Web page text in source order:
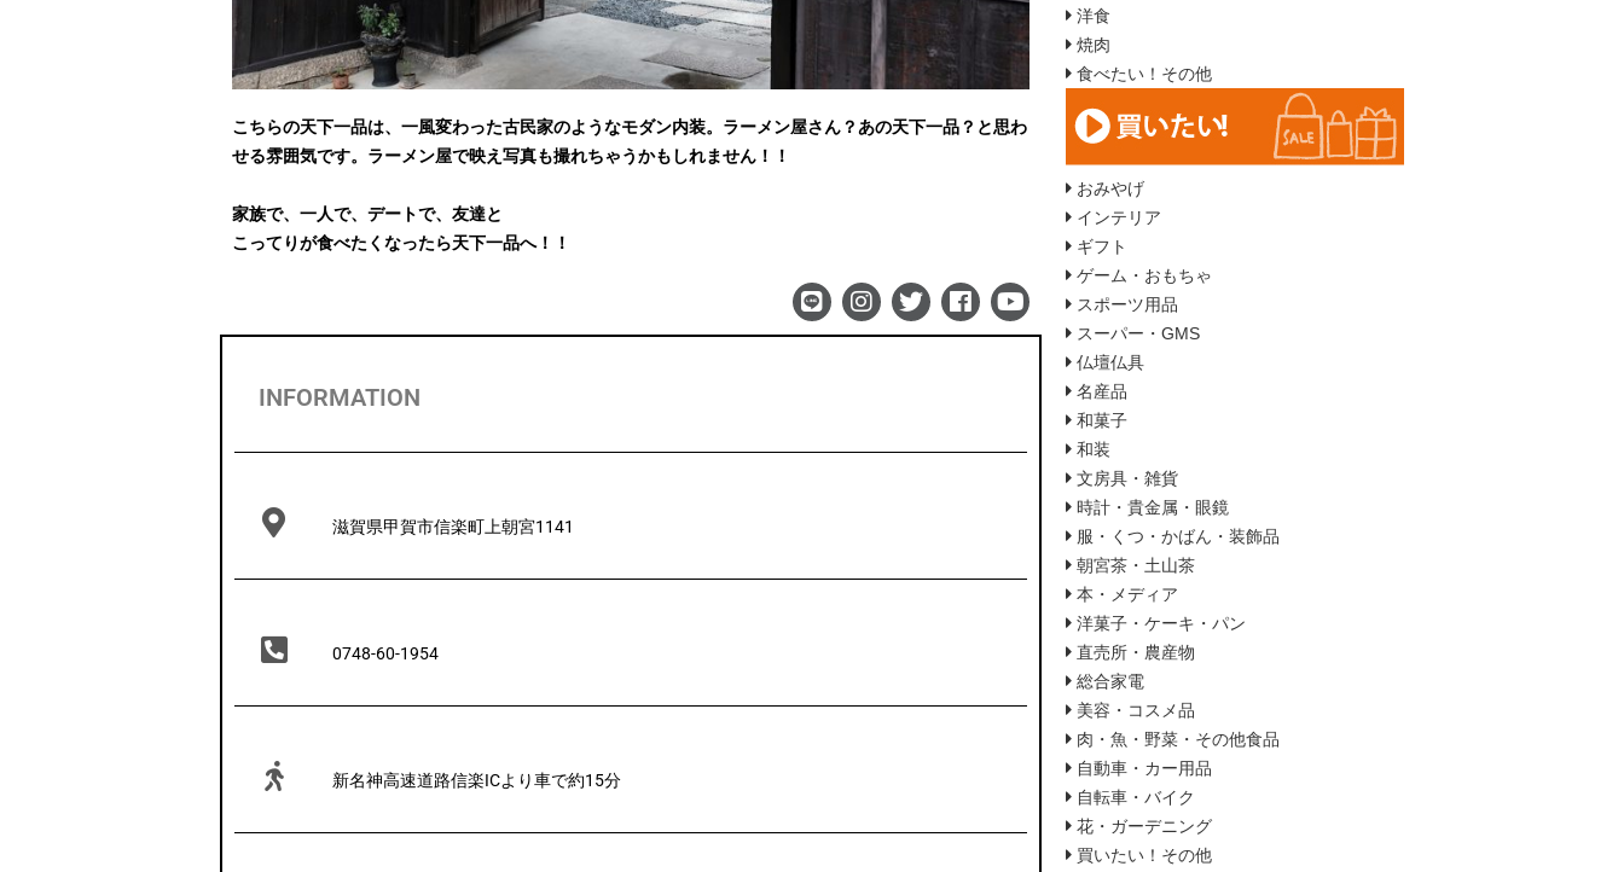
こちらの天下一品は、一風変わった古民家のようなモダン内装。ラーメン屋さん？あの天下一品？と思わ
せる雰囲気です。ラーメン屋で映え写真も撮れちゃうかもしれません！！
家族で、一人で、デートで、友達と
こってりが食べたくなったら天下一品へ！！
INFORMATION
滋賀県甲賀市信楽町上朝宮1141
0748-60-1954
新名神高速道路信楽ICより車で約15分
洋食
焼肉
食べたい！その他
おみやげ
インテリア
ギフト
ゲーム・おもちゃ
スポーツ用品
スーパー・GMS
仏壇仏具
名産品
和菓子
和装
文房具・雑貨
時計・貴金属・眼鏡
服・くつ・かばん・装飾品
朝宮茶・土山茶
本・メディア
洋菓子・ケーキ・パン
直売所・農産物
総合家電
美容・コスメ品
肉・魚・野菜・その他食品
自動車・カー用品
自転車・バイク
花・ガーデニング
買いたい！その他